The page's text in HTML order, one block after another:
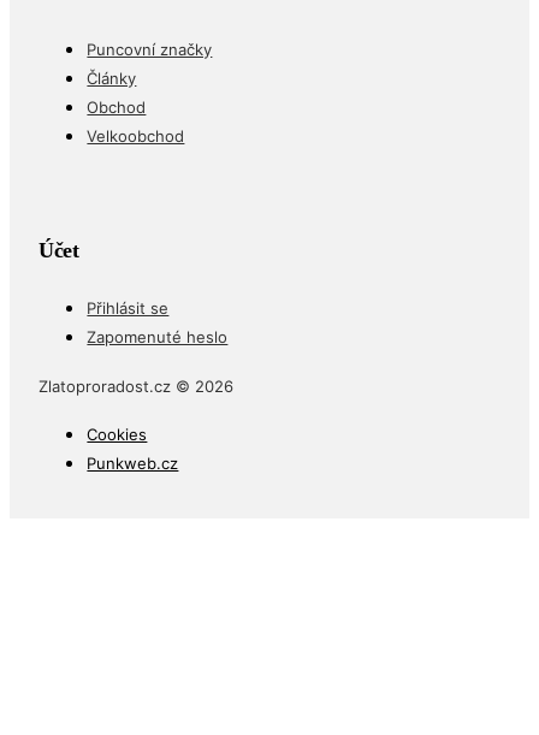
Puncovní značky
Články
Obchod
Velkoobchod
Účet
Přihlásit se
Zapomenuté heslo
Zlatoproradost.cz © 2026
Cookies
Punkweb.cz